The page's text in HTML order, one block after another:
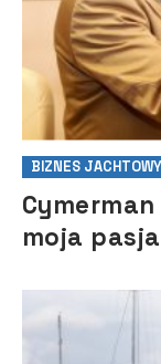
BIZNES JACHTOWY
moja pasja